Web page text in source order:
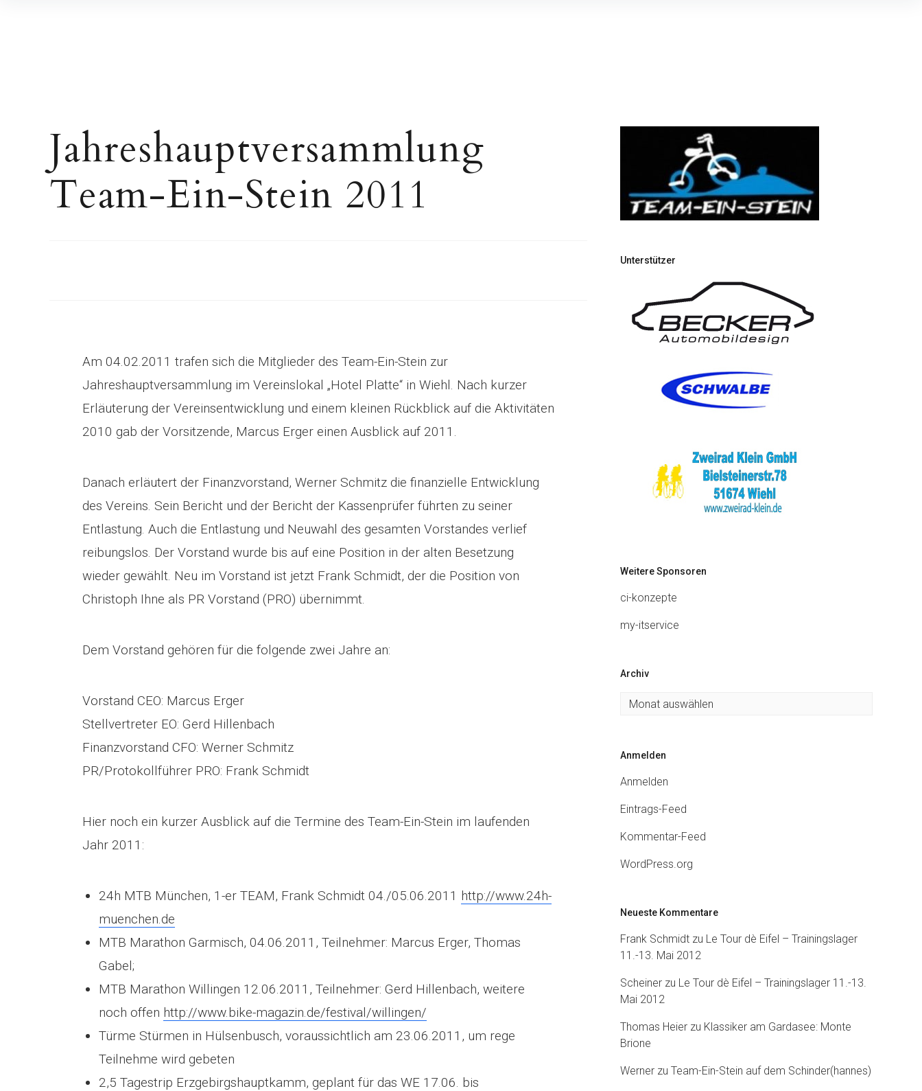
Jahreshauptversammlung
Team-Ein-Stein 2011
Am 04.02.2011 trafen sich die Mitglieder des Team-Ein-Stein zur
Jahreshauptversammlung im Vereinslokal „Hotel Platte“ in Wiehl. Nach kurzer
Erläuterung der Vereinsentwicklung und einem kleinen Rückblick auf die Aktivitäten
2010 gab der Vorsitzende, Marcus Erger einen Ausblick auf 2011.
Danach erläutert der Finanzvorstand, Werner Schmitz die finanzielle Entwicklung
des Vereins. Sein Bericht und der Bericht der Kassenprüfer führten zu seiner
Entlastung. Auch die Entlastung und Neuwahl des gesamten Vorstandes verlief
reibungslos. Der Vorstand wurde bis auf eine Position in der alten Besetzung
wieder gewählt. Neu im Vorstand ist jetzt Frank Schmidt, der die Position von
Christoph Ihne als PR Vorstand (PRO) übernimmt.
Dem Vorstand gehören für die folgende zwei Jahre an:
Vorstand CEO: Marcus Erger
Stellvertreter EO: Gerd Hillenbach
Finanzvorstand CFO: Werner Schmitz
PR/Protokollführer PRO: Frank Schmidt
Hier noch ein kurzer Ausblick auf die Termine des Team-Ein-Stein im laufenden
Jahr 2011:
24h MTB München, 1-er TEAM, Frank Schmidt 04./05.06.2011 http://www.24h-
muenchen.de
MTB Marathon Garmisch, 04.06.2011, Teilnehmer: Marcus Erger, Thomas
Gabel;
MTB Marathon Willingen 12.06.2011, Teilnehmer: Gerd Hillenbach, weitere
noch offen http://www.bike-magazin.de/festival/willingen/
Türme Stürmen in Hülsenbusch, voraussichtlich am 23.06.2011, um rege
Teilnehme wird gebeten
2,5 Tagestrip Erzgebirgshauptkamm, geplant für das WE 17.06. bis
Unterstützer
Weitere Sponsoren
ci-konzepte
my-itservice
Archiv
Archiv
Anmelden
Anmelden
Eintrags-Feed
Kommentar-Feed
WordPress.org
Neueste Kommentare
Frank Schmidt zu Le Tour dè Eifel – Trainingslager
11.-13. Mai 2012
Scheiner zu Le Tour dè Eifel – Trainingslager 11.-13.
Mai 2012
Thomas Heier zu Klassiker am Gardasee: Monte
Brione
Werner zuTeam-Ein-Stein auf dem Schinder(hannes)